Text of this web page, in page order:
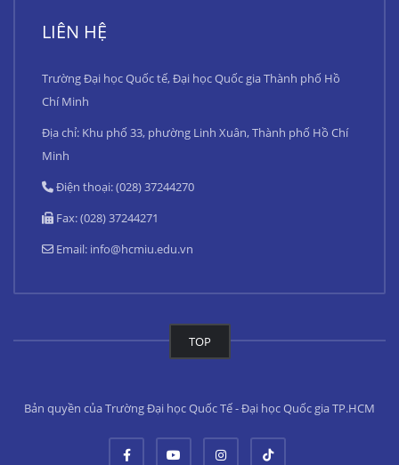
LIÊN HỆ
Trường Đại học Quốc tế, Đại học Quốc gia Thành phố Hồ
Chí Minh
Địa chỉ: Khu phố 33, phường Linh Xuân, Thành phố Hồ Chí
Minh
Điện thoại: (028) 37244270
Fax: (028) 37244271
Email: info@hcmiu.edu.vn
TOP
Bản quyền của Trường Đại học Quốc Tế - Đại học Quốc gia TP.HCM